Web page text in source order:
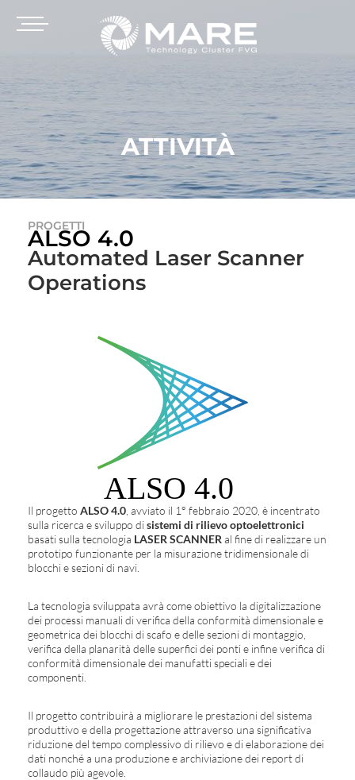
ATTIVITÀ
PROGETTI
ALSO 4.0
Automated Laser Scanner
Operations
Il progetto ALSO 4.0 , avviato il 1° febbraio 2020, è incentrato
sulla ricerca e sviluppo disistemi di rilievo optoelettronici
basati sulla tecnologia LASER SCANNER al fine di realizzare un
prototipo funzionante per la misurazione tridimensionale di
blocchi e sezioni di navi.
La tecnologia sviluppata avrà come obiettivo la digitalizzazione
dei processi manuali di verifica della conformità dimensionale e
geometrica dei blocchi di scafo e delle sezioni di montaggio,
verifica della planarità delle superfici dei ponti e infine verifica di
conformità dimensionale dei manufatti speciali e dei
componenti.
Il progetto contribuirà a migliorare le prestazioni del sistema
produttivo e della progettazione attraverso una significativa
riduzione del tempo complessivo di rilievo e di elaborazione dei
dati nonché a una produzione e archiviazione dei report di
collaudo più agevole.